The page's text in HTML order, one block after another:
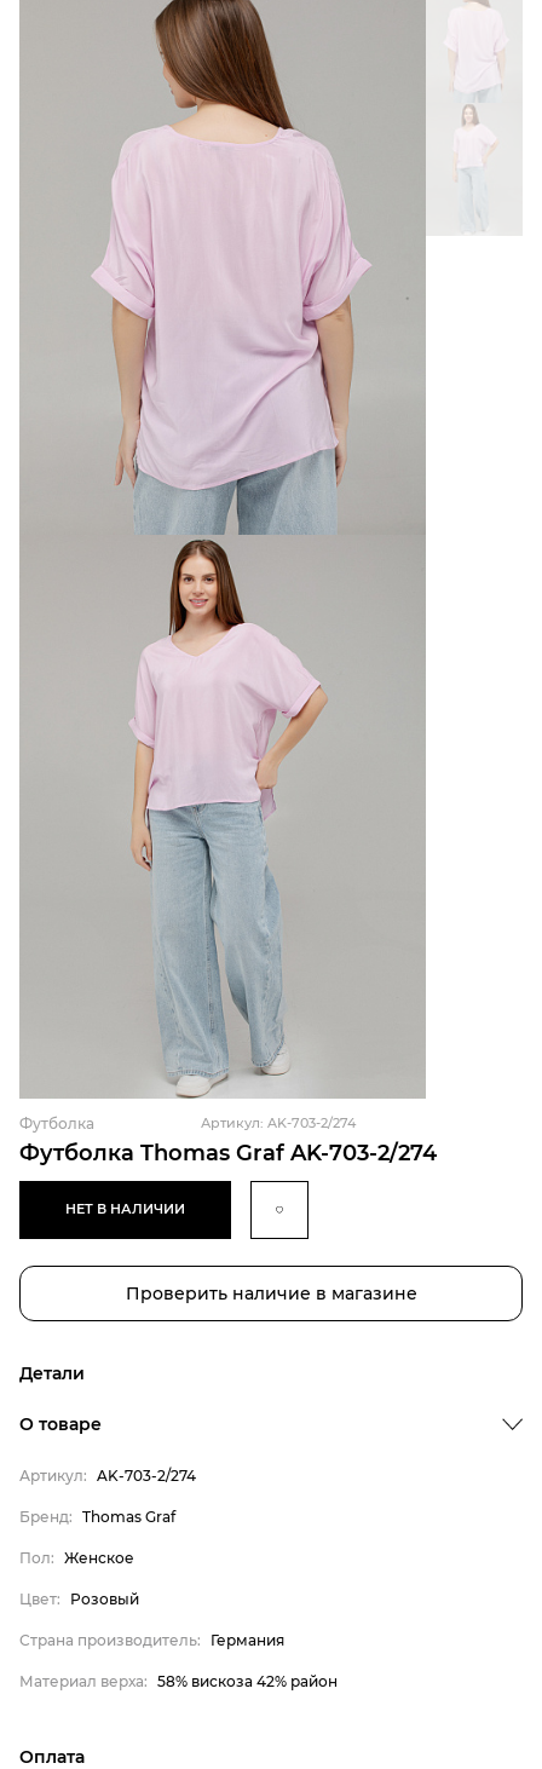
Футболка Thomas Graf AK-703-2/274
Футболка Артикул: AK-703-2/274
НЕТ В НАЛИЧИИ
Проверить наличие в магазине
Детали
Бренд
Пол
О товаре
Артикул: AK-703-2/274
Бренд: Thomas Graf
Пол: Женское
Цвет: Розовый
Страна производитель: Германия
Материал верха: 58% вискоза 42% район
Оплата